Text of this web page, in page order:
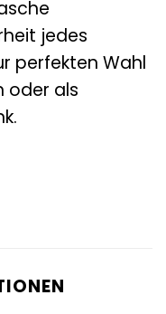
jedes
perfekten Wahl
oder als